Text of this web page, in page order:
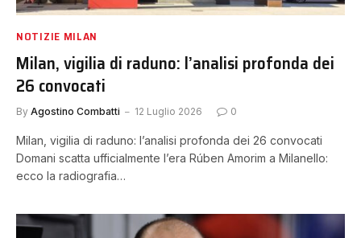
NOTIZIE MILAN
Milan, vigilia di raduno: l’analisi profonda dei
26 convocati
By Agostino Combatti 12 Luglio 2026 0
Milan, vigilia di raduno: l’analisi profonda dei 26 convocati
Domani scatta ufficialmente l’era Rúben Amorim a Milanello:
ecco la radiografia…